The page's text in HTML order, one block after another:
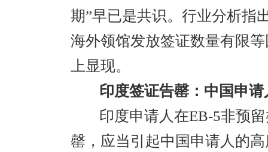
期”早已是共识。行业分析指
海外领馆发放签证数量有限
上显现。
印度签证告罄：中国申
印度申请人在EB-5非预
罄，应当引起中国申请人的